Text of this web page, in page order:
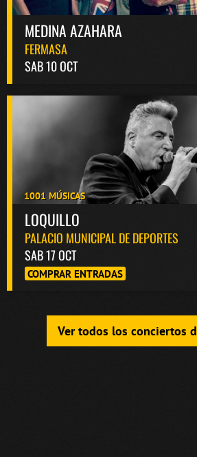
MEDINA AZAHARA
FERMASA
SAB 10 OCT
1001 MÚSICAS
LOQUILLO
PALACIO MUNICIPAL DE DEPORTES
SAB 17 OCT
COMPRAR ENTRADAS
Ver todos los conciertos